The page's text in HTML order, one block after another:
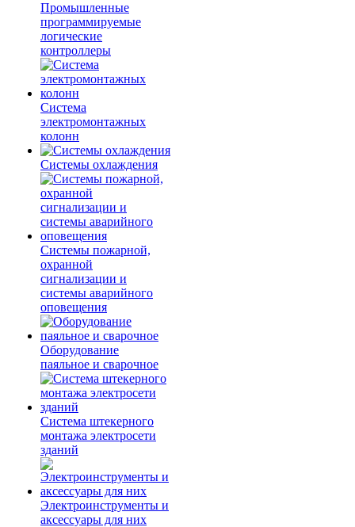
Промышленные
программируемые
логические
контроллеры
Система
электромонтажных
колонн
Системы охлаждения
Системы пожарной,
охранной
сигнализации и
системы аварийного
оповещения
Оборудование
паяльное и сварочное
Система штекерного
монтажа электросети
зданий
Электроинструменты и
аксессуары для них